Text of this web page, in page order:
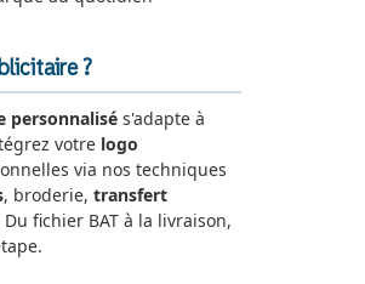
?
personnalisé s'adapte à
votre logo
via nos techniques
, broderie, transfert
fichier BAT à la livraison,